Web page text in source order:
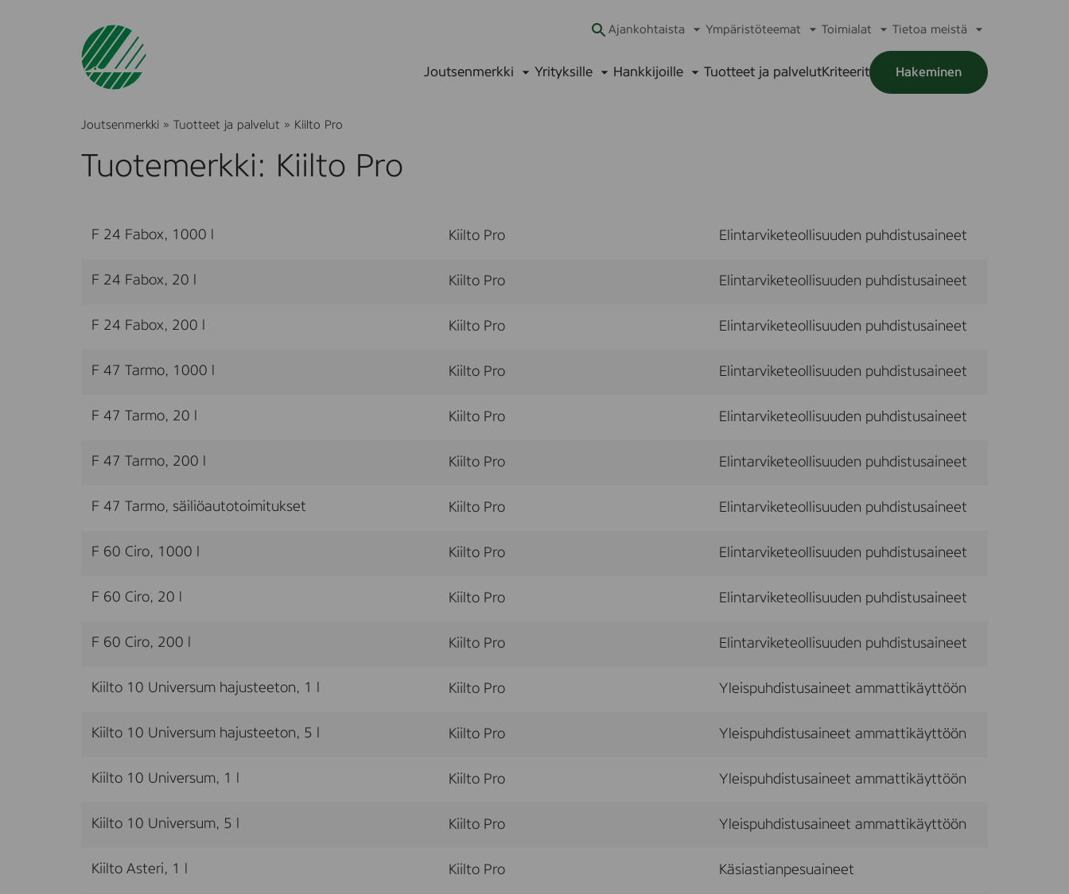
Ajankohtaista Ympäristöteemat Toimialat
alavalikko
Tietoa meistä
alavalikko
Joutsenmerkki Yrityksille Hankkijoille Tuotteet ja palvelutKriteerit Hakeminen
Joutsenmerkki » Tuotteet ja palvelut » Kiilto Pro
Tuotemerkki: Kiilto Pro
F 24 Fabox, 1000 l Kiilto Pro Elintarviketeollisuuden puhdistusaineet
F 24 Fabox, 20 l Kiilto Pro Elintarviketeollisuuden puhdistusaineet
F 24 Fabox, 200 l Kiilto Pro Elintarviketeollisuuden puhdistusaineet
F 47 Tarmo, 1000 l Kiilto Pro Elintarviketeollisuuden puhdistusaineet
F 47 Tarmo, 20 l Kiilto Pro Elintarviketeollisuuden puhdistusaineet
F 47 Tarmo, 200 l Kiilto Pro Elintarviketeollisuuden puhdistusaineet
F 47 Tarmo, säiliöautotoimitukset Kiilto Pro Elintarviketeollisuuden puhdistusaineet
F 60 Ciro, 1000 l Kiilto Pro Elintarviketeollisuuden puhdistusaineet
F 60 Ciro, 20 l Kiilto Pro Elintarviketeollisuuden puhdistusaineet
F 60 Ciro, 200 l Kiilto Pro Elintarviketeollisuuden puhdistusaineet
Kiilto 10 Universum hajusteeton, 1 l Kiilto Pro Yleispuhdistusaineet ammattikäyttöön
Kiilto 10 Universum hajusteeton, 5 l Kiilto Pro Yleispuhdistusaineet ammattikäyttöön
Kiilto 10 Universum, 1 l Kiilto Pro Yleispuhdistusaineet ammattikäyttöön
Kiilto 10 Universum, 5 l Kiilto Pro Yleispuhdistusaineet ammattikäyttöön
Kiilto Asteri, 1 l Kiilto Pro Käsiastianpesuaineet